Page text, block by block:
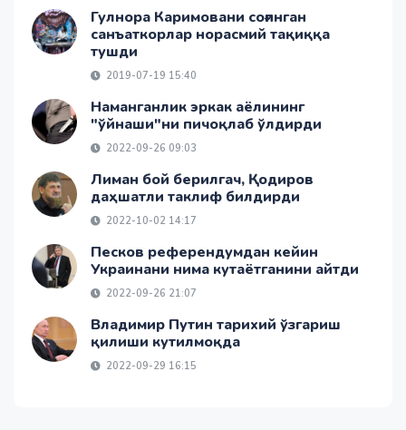
Гулнора Каримовани соғинган
санъаткорлар норасмий тақиққа
тушди
2019-07-19 15:40
Наманганлик эркак аёлининг
"ўйнаши"ни пичоқлаб ўлдирди
2022-09-26 09:03
Лиман бой берилгач, Қодиров
даҳшатли таклиф билдирди
2022-10-02 14:17
Песков референдумдан кейин
Украинани нима кутаётганини айтди
2022-09-26 21:07
Владимир Путин тарихий ўзгариш
қилиши кутилмоқда
2022-09-29 16:15